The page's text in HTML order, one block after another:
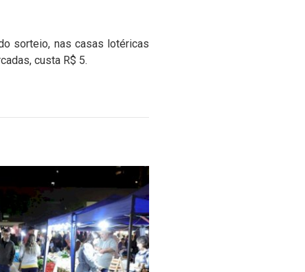
sorteio, nas casas lotéricas
custa R$ 5.